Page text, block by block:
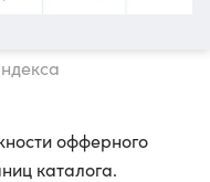
офферного
каталога.